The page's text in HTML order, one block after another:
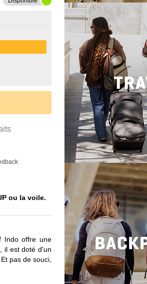
ou la voile.
Indo offre une
il est doté d'un
pas de souci,